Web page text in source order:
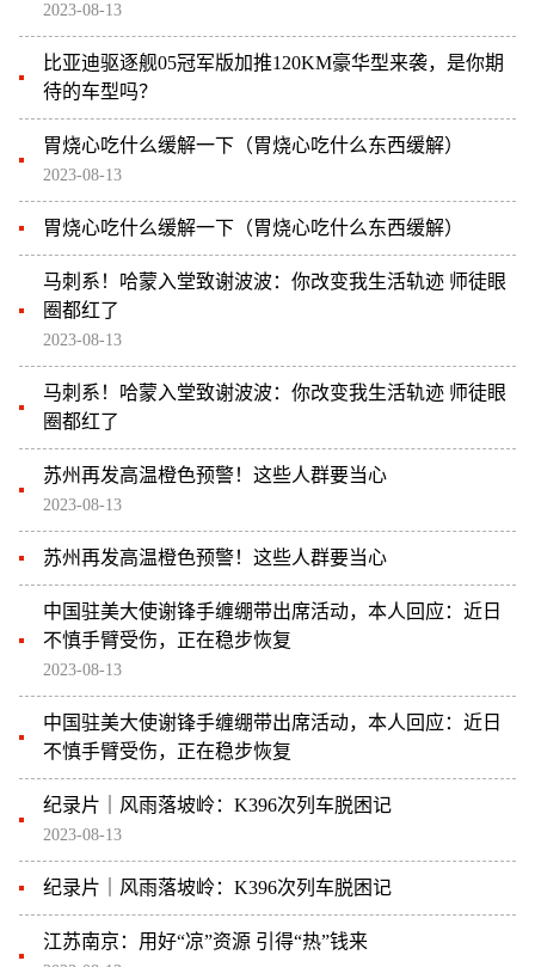
2023-08-13
比亚迪驱逐舰05冠军版加推120KM豪华型来袭，是你期
待的车型吗？
胃烧心吃什么缓解一下（胃烧心吃什么东西缓解）
2023-08-13
胃烧心吃什么缓解一下（胃烧心吃什么东西缓解）
马刺系！哈蒙入堂致谢波波：你改变我生活轨迹 师徒眼
圈都红了
2023-08-13
马刺系！哈蒙入堂致谢波波：你改变我生活轨迹 师徒眼
圈都红了
苏州再发高温橙色预警！这些人群要当心
2023-08-13
苏州再发高温橙色预警！这些人群要当心
中国驻美大使谢锋手缠绷带出席活动，本人回应：近日
不慎手臂受伤，正在稳步恢复
2023-08-13
中国驻美大使谢锋手缠绷带出席活动，本人回应：近日
不慎手臂受伤，正在稳步恢复
纪录片｜风雨落坡岭：K396次列车脱困记
2023-08-13
纪录片｜风雨落坡岭：K396次列车脱困记
江苏南京：用好“凉”资源 引得“热”钱来